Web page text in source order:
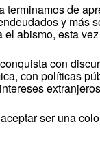
terminamos de
y más
abismo, esta
con
con políticas
ser una